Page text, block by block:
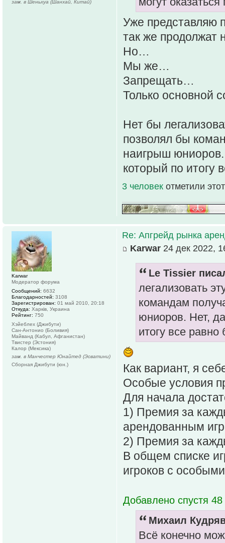
Уже представляю
так же продолжат
Но…
Мы же…
Запрещать…
Только основной
Нет бы
позволял бы
наигрыш
который по итогу
3 человек отметили
зам. в Шеньхуа (Шанхай, Китай)
Re: Апгрейд рынка
Karwar 24 дек 2022,
Le Tissier
легализовать
командам
юниоров. Нет,
итогу все равно
Как вариант, я
Особые условия
Для начала
1) Премия за
арендованным
2) Премия за
В общем списке
игроков с
Добавлено спустя 48
Михаил
Всё конечно
Karwar
Модератор форума
Сообщений: 6632
Благодарностей: 3108
Зарегистрирован: 01 май 2010, 20:18
Откуда: Харків, Украина
Рейтинг: 750
Хэйеблех (Джибути)
Сан-Антонио (Боливия)
Майванд (Кабул, Афганистан)
Твистер (Эстония)
Калор (Мексика)
зам. в Манчестер Юнайтед (Эсватини)
Сборная Джибути (юн.)